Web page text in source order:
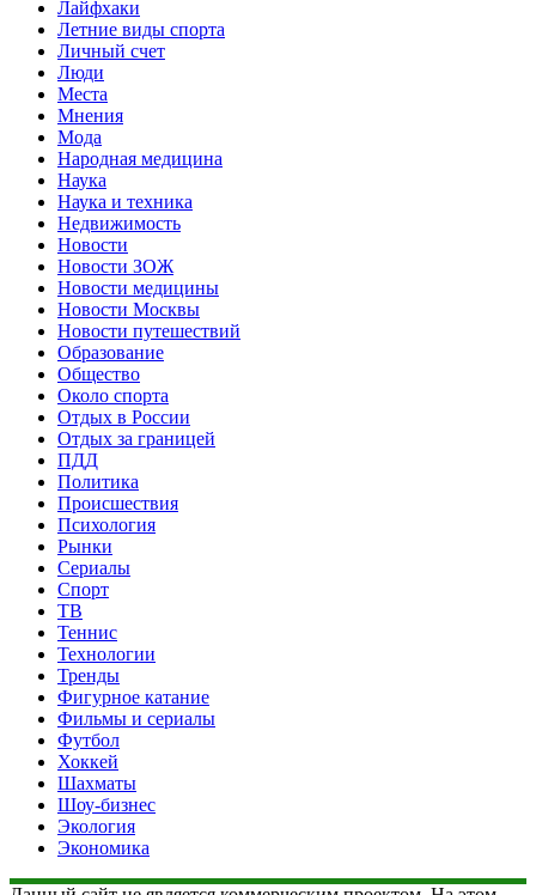
Лайфхаки
Летние виды спорта
Личный счет
Люди
Места
Мнения
Мода
Народная медицина
Наука
Наука и техника
Недвижимость
Новости
Новости ЗОЖ
Новости медицины
Новости Москвы
Новости путешествий
Образование
Общество
Около спорта
Отдых в России
Отдых за границей
ПДД
Политика
Происшествия
Психология
Рынки
Сериалы
Спорт
ТВ
Теннис
Технологии
Тренды
Фигурное катание
Фильмы и сериалы
Футбол
Хоккей
Шахматы
Шоу-бизнес
Экология
Экономика